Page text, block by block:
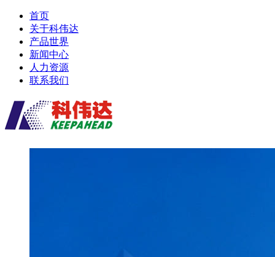
首页
关于科伟达
产品世界
新闻中心
人力资源
联系我们